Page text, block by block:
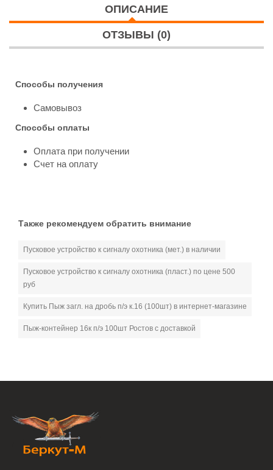
ОПИСАНИЕ
ОТЗЫВЫ (0)
Способы получения
Самовывоз
Способы оплаты
Оплата при получении
Счет на оплату
Также рекомендуем обратить внимание
Пусковое устройство к сигналу охотника (мет.) в наличии
Пусковое устройство к сигналу охотника (пласт.) по цене 500
руб
Купить Пыж загл. на дробь п/э к.16 (100шт) в интернет-магазине
Пыж-контейнер 16к п/э 100шт Ростов с доставкой